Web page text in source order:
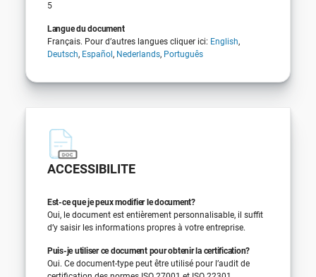
5
Langue du document
Français. Pour d’autres langues cliquer ici: English,
Deutsch, Español, Nederlands, Português
ACCESSIBILITE
Est-ce que je peux modifier le document?
Oui, le document est entièrement personnalisable, il suffit
d’y saisir les informations propres à votre entreprise.
Puis-je utiliser ce document pour obtenir la certification?
Oui. Ce document-type peut être utilisé pour l’audit de